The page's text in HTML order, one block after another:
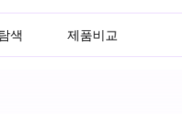
색 제품비교